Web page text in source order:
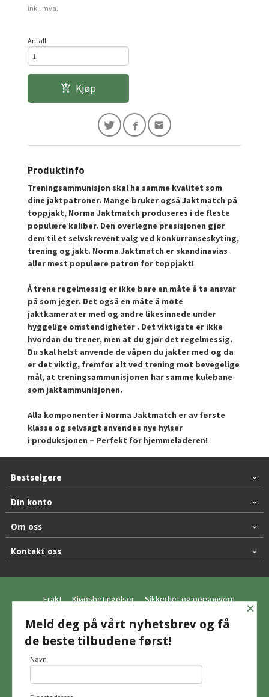
inkl. mva.
Antall
Kjøp
Produktinfo
Treningsammunisjon skal ha samme kvalitet som
dine jaktpatroner. Mange bruker også Jaktmatch på
toppjakt, Norma Jaktmatch produseres i de fleste
populære kaliber. Den overlegne presisjonen gjør
dem til et selvskrevent valg ved konkurranseskyting,
trening og jakt. Norma Jaktmatch er skandinavias
aller mest populære patron for toppjakt!
Å trene regelmessig er ikke bare en måte å ta ansvar
på som jeger. Det også en måte å møte
jaktkamerater med og andre likesinnede under
hyggelige omstendigheter . Det viktigste er ikke
hvordan du trener, men at du gjør det regelmessig.
Du skal helst anvende de våpen du jakter med og da
er det viktig, fremfor alt ved trening mot bevegelige
mål, at trenings­ammunisjonen har samme kulebane
som jaktammunisjonen.
Alla komponenter i Norma Jaktmatch er av første
klasse og selvsagt anvendes nye hylser
i produksjonen – Perfekt for hjemmeladeren!
Bestselgere
Din konto
Om oss
Kontakt oss
Frakt Kjøpsbetingelser Sikkerhet og personvern
Nyhetsbrev
© Hagemo Jakt og Friluft AS
×
Meld deg på vårt nyhetsbrev og få
de beste tilbudene først!
Navn